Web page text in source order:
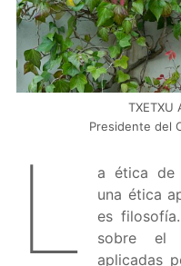
TXETXU
Presidente del
L
a ética de
una ética
es
sobre el
aplicadas